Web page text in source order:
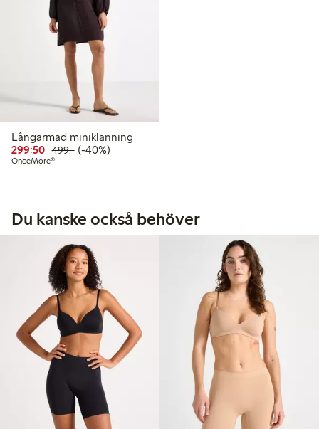
Långärmad miniklänning
299:50 Rabatterat pris: 299,50 kr
499:-Ordinarie pris: 499,00 kr
40% rabatt
(-40%)
OnceMore®
Du kanske också behöver